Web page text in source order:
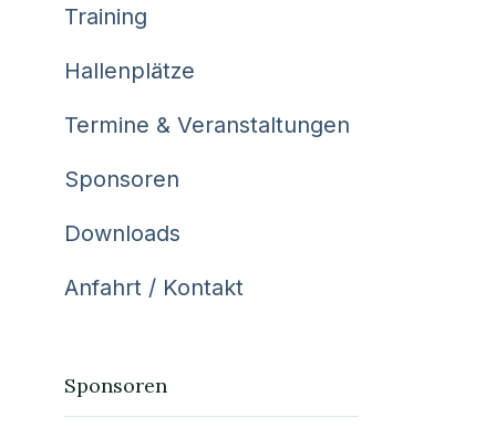
Training
Hallenplätze
Termine & Veranstaltungen
Sponsoren
Downloads
Anfahrt / Kontakt
Sponsoren